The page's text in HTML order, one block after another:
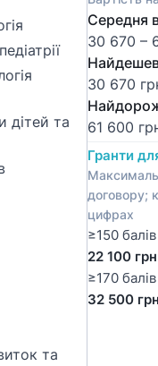
дітей та
та
Середня
30 670 –
30 670
61 600
Гранти
договору;
цифрах
≥150
22 100 грн
≥170
32 500 грн